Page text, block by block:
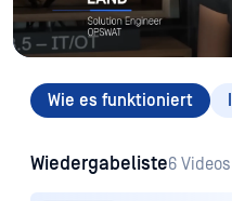
Wie es funktioniert
Wiedergabeliste6 Videos